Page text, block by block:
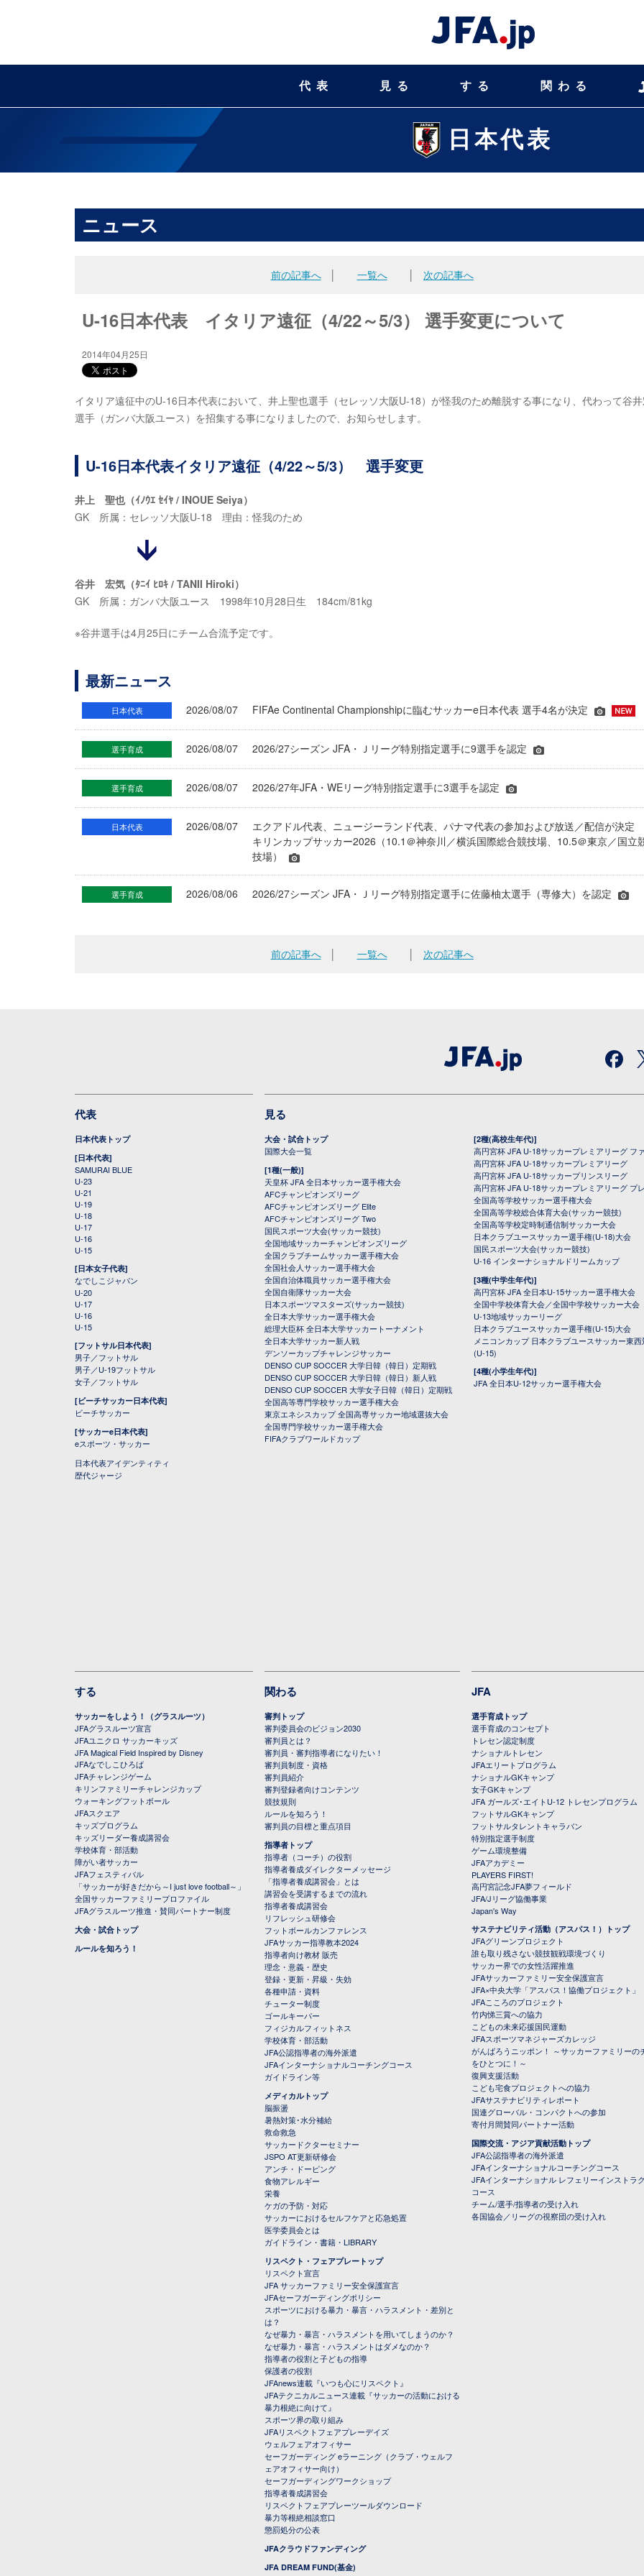
代表 見る する 関わる
日本代表
ニュース
前の記事へ│ 一覧へ 次の記事へ
U-16日本代表 イタリア遠征（4/22～5/3） 選手変更について
2014年04月25日
イタリア遠征中のU-16日本代表において、井上聖也選手（セレッソ大阪U-18）が怪我のため離脱する事になり、代わって谷
選手（ガンバ大阪ユース）を招集する事になりましたので、お知らせします。
U-16日本代表イタリア遠征（4/22～5/3） 選手変更
井上 聖也（ｲﾉｳｴ ｾｲﾔ / INOUE Seiya）
GK 所属：セレッソ大阪U-18 理由：怪我のため
谷井 宏気（ﾀﾆｲ ﾋﾛｷ / TANII Hiroki）
GK 所属：ガンバ大阪ユース 1998年10月28日生 184cm/81kg
※谷井選手は4月25日にチーム合流予定です。
最新ニュース
日本代表 2026/08/07 FIFAe Continental Championshipに臨むサッカーe日本代表 選手4名が決定
選手育成 2026/08/07 2026/27シーズン JFA・Ｊリーグ特別指定選手に9選手を認定
選手育成 2026/08/07 2026/27年JFA・WEリーグ特別指定選手に3選手を認定
日本代表 2026/08/07
エクアドル代表、ニュージーランド代表、パナマ代表の参加および放送／配信が決定
キリンカップサッカー2026（10.1＠神奈川／横浜国際総合競技場、10.5＠東京／国立
技場）
選手育成 2026/08/06 2026/27シーズン JFA・Ｊリーグ特別指定選手に佐藤柚太選手（専修大）を認定
前の記事へ│ 一覧へ 次の記事へ
代表
日本代表トップ
[日本代表]
SAMURAI BLUE
U-23
U-21
U-19
U-18
U-17
U-16
U-15
[日本女子代表]
なでしこジャパン
U-20
U-17
U-16
U-15
[フットサル日本代表]
男子／フットサル
男子／U-19フットサル
女子／フットサル
[ビーチサッカー日本代表]
ビーチサッカー
[サッカーe日本代表]
eスポーツ・サッカー
日本代表アイデンティティ
歴代ジャージ
見る
大会・試合トップ
国際大会一覧
[1種(一般)]
天皇杯 JFA 全日本サッカー選手権大会
AFCチャンピオンズリーグ
AFCチャンピオンズリーグ Elite
AFCチャンピオンズリーグ Two
国民スポーツ大会(サッカー競技)
全国地域サッカーチャンピオンズリーグ
全国クラブチームサッカー選手権大会
全国社会人サッカー選手権大会
全国自治体職員サッカー選手権大会
全国自衛隊サッカー大会
日本スポーツマスターズ(サッカー競技)
全日本大学サッカー選手権大会
総理大臣杯 全日本大学サッカートーナメント
全日本大学サッカー新人戦
デンソーカップチャレンジサッカー
DENSO CUP SOCCER 大学日韓（韓日）定期戦
DENSO CUP SOCCER 大学日韓（韓日）新人戦
DENSO CUP SOCCER 大学女子日韓（韓日）定期戦
全国高等専門学校サッカー選手権大会
東京エネシスカップ 全国高専サッカー地域選抜大会
全国専門学校サッカー選手権大会
FIFAクラブワールドカップ
[2種(高校生年代)]
高円宮杯 JFA U-18サッカープレミアリーグ フ
高円宮杯 JFA U-18サッカープレミアリーグ
高円宮杯 JFA U-18サッカープリンスリーグ
高円宮杯 JFA U-18サッカープレミアリーグ プ
全国高等学校サッカー選手権大会
全国高等学校総合体育大会(サッカー競技)
全国高等学校定時制通信制サッカー大会
日本クラブユースサッカー選手権(U-18)大会
国民スポーツ大会(サッカー競技)
U-16 インターナショナルドリームカップ
[3種(中学生年代)]
高円宮杯 JFA 全日本U-15サッカー選手権大会
全国中学校体育大会／全国中学校サッカー大会
U-13地域サッカーリーグ
日本クラブユースサッカー選手権(U-15)大会
メニコンカップ 日本クラブユースサッカー東
(U-15)
[4種(小学生年代)]
JFA 全日本U-12サッカー選手権大会
する
サッカーをしよう！（グラスルーツ）
JFAグラスルーツ宣言
JFAユニクロ サッカーキッズ
JFA Magical Field Inspired by Disney
JFAなでしこひろば
JFAチャレンジゲーム
キリンファミリーチャレンジカップ
ウォーキングフットボール
JFAスクエア
キッズプログラム
キッズリーダー養成講習会
学校体育・部活動
障がい者サッカー
JFAフェスティバル
「サッカーが好きだから～I just love football～」
全国サッカーファミリープロファイル
JFAグラスルーツ推進・賛同パートナー制度
大会・試合トップ
ルールを知ろう！
関わる
審判トップ
審判委員会のビジョン2030
審判員とは？
審判員・審判指導者になりたい！
審判員制度・資格
審判員紹介
審判登録者向けコンテンツ
競技規則
ルールを知ろう！
審判員の目標と重点項目
指導者トップ
指導者（コーチ）の役割
指導者養成ダイレクターメッセージ
「指導者養成講習会」とは
講習会を受講するまでの流れ
指導者養成講習会
リフレッシュ研修会
フットボールカンファレンス
JFAサッカー指導教本2024
指導者向け教材 販売
理念・意義・歴史
登録・更新・昇級・失効
各種申請・資料
チューター制度
ゴールキーパー
フィジカルフィットネス
学校体育・部活動
JFA公認指導者の海外派遣
JFAインターナショナルコーチングコース
ガイドライン等
メディカルトップ
脳振盪
暑熱対策･水分補給
救命救急
サッカードクターセミナー
JSPO AT更新研修会
アンチ・ドーピング
食物アレルギー
栄養
ケガの予防・対応
サッカーにおけるセルフケアと応急処置
医学委員会とは
ガイドライン・書籍・LIBRARY
リスペクト・フェアプレートップ
リスペクト宣言
JFA サッカーファミリー安全保護宣言
JFAセーフガーディングポリシー
スポーツにおける暴力・暴言・ハラスメント・差別と
は？
なぜ暴力・暴言・ハラスメントを用いてしまうのか？
なぜ暴力・暴言・ハラスメントはダメなのか？
指導者の役割と子どもの指導
保護者の役割
JFAnews連載『いつも心にリスペクト』
JFAテクニカルニュース連載『サッカーの活動における
暴力根絶に向けて』
スポーツ界の取り組み
JFAリスペクトフェアプレーデイズ
ウェルフェアオフィサー
セーフガーディング eラーニング（クラブ・ウェルフ
ェアオフィサー向け）
セーフガーディングワークショップ
指導者養成講習会
リスペクトフェアプレーツールダウンロード
暴力等根絶相談窓口
懲罰処分の公表
JFAクラウドファンディング
JFA DREAM FUND(基金)
JFA
選手育成トップ
選手育成のコンセプト
トレセン認定制度
ナショナルトレセン
JFAエリートプログラム
ナショナルGKキャンプ
女子GKキャンプ
JFA ガールズ･エイトU-12 トレセンプログラム
フットサルGKキャンプ
フットサルタレントキャラバン
特別指定選手制度
ゲーム環境整備
JFAアカデミー
PLAYERS FIRST!
高円宮記念JFA夢フィールド
JFA/Jリーグ協働事業
Japan's Way
サステナビリティ活動（アスパス！）トップ
JFAグリーンプロジェクト
誰も取り残さない競技観戦環境づくり
サッカー界での女性活躍推進
JFAサッカーファミリー安全保護宣言
JFA×中央大学「アスパス！協働プロジェクト」
JFAこころのプロジェクト
竹内悌三賞への協力
こどもの未来応援国民運動
JFAスポーツマネジャーズカレッジ
がんばろうニッポン！ ～サッカーファミリーの
をひとつに！～
復興支援活動
こども宅食プロジェクトへの協力
JFAサステナビリティレポート
国連グローバル・コンパクトへの参加
寄付月間賛同パートナー活動
国際交流・アジア貢献活動トップ
JFA公認指導者の海外派遣
JFAインターナショナルコーチングコース
JFAインターナショナル レフェリーインストラ
コース
チーム/選手/指導者の受け入れ
各国協会／リーグの視察団の受け入れ